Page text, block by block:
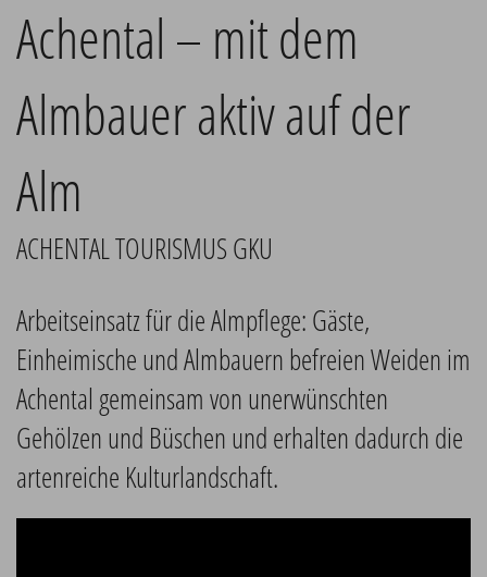
Achental – mit dem
Almbauer aktiv auf der
Alm
ACHENTAL TOURISMUS GKU
Arbeitseinsatz für die Almpflege: Gäste,
Einheimische und Almbauern befreien Weiden im
Achental gemeinsam von unerwünschten
Gehölzen und Büschen und erhalten dadurch die
artenreiche Kulturlandschaft.